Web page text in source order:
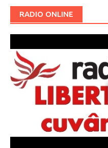
RADIO ONLINE